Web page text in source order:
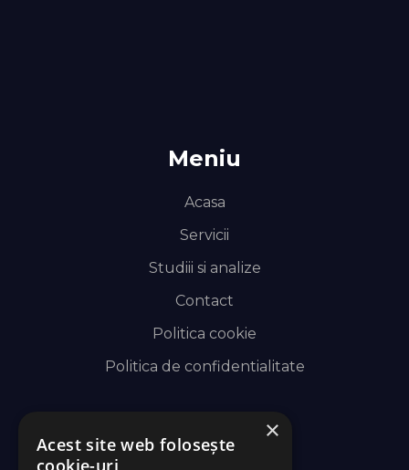
Meniu
Acasa
Servicii
Studiii si analize
Contact
Politica cookie
Politica de confidentialitate
Servicii
×
Acest site web folosește
cookie-uri